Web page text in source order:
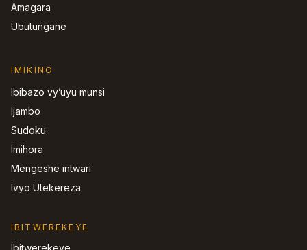
Amagara
Ubutungane
IMIKINO
Ibibazo vy’uyu munsi
Ijambo
Sudoku
Imihora
Mengeshe intwari
Ivyo Utekereza
IBITWEREKEYE
Ibitwerekeye